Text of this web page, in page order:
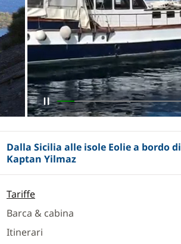
Dalla Sicilia alle isole Eolie a bordo di
Kaptan Yilmaz
Tariffe
Barca & cabina
Itinerari